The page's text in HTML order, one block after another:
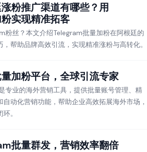
粉推广渠道有哪些？用
实现精准拓客
粉丝？本文介绍Telegram批量加粉在阿根廷的
帮助品牌高效引流，实现精准涨粉与高转化。
加粉平台，全球引流专家
专业的海外营销工具，提供批量账号管理、精
动化营销功能，帮助企业高效拓展海外市场，
。
批量群发，营销效率翻倍